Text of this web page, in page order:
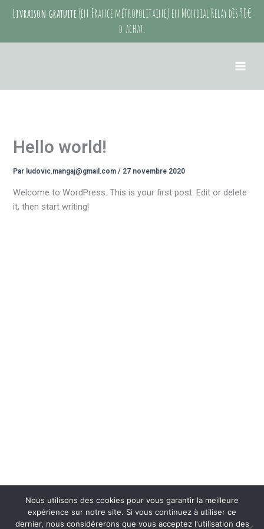
Livraison gratuite (en France métropolitaine) en Mondial Relay dès 90€
d'achat.
Aller
Hello world!
Par ludovic.mangaj@gmail.com/ 27 novembre 2020
Welcome to WordPress. This is your first post. Edit or delete
it, then start writing!
Conditions générales de vente
Nous utilisons des cookies pour vous garantir la meilleure
expérience sur notre site. Si vous continuez à utiliser ce
dernier, nous considérerons que vous acceptez l'utilisation des